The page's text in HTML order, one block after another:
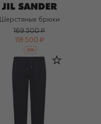
Шерстяные брюки
169 500 ₽
118 500 ₽
-30%